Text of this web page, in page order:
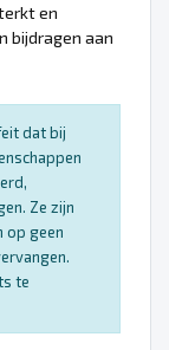
en
bijdragen aan
dat bij
Ze zijn
op geen
te